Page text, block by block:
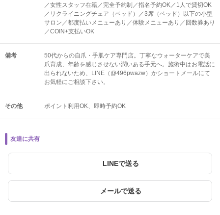
／女性スタッフ在籍／完全予約制／指名予約OK／1人で貸切OK
／リクライニングチェア（ベッド）／3席（ベッド）以下の小型
サロン／都度払いメニューあり／体験メニューあり／回数券あり
／COIN+支払いOK
備考
50代からの自爪・手肌ケア専門店。丁寧なウォーターケアで美
爪育成、年齢を感じさせない潤いある手元へ。施術中はお電話に
出られないため、LINE（@496pwazw）かショートメールにて
お気軽にご相談下さい。
その他 ポイント利用OK 即時予約OK
友達に共有
LINEで送る
メールで送る